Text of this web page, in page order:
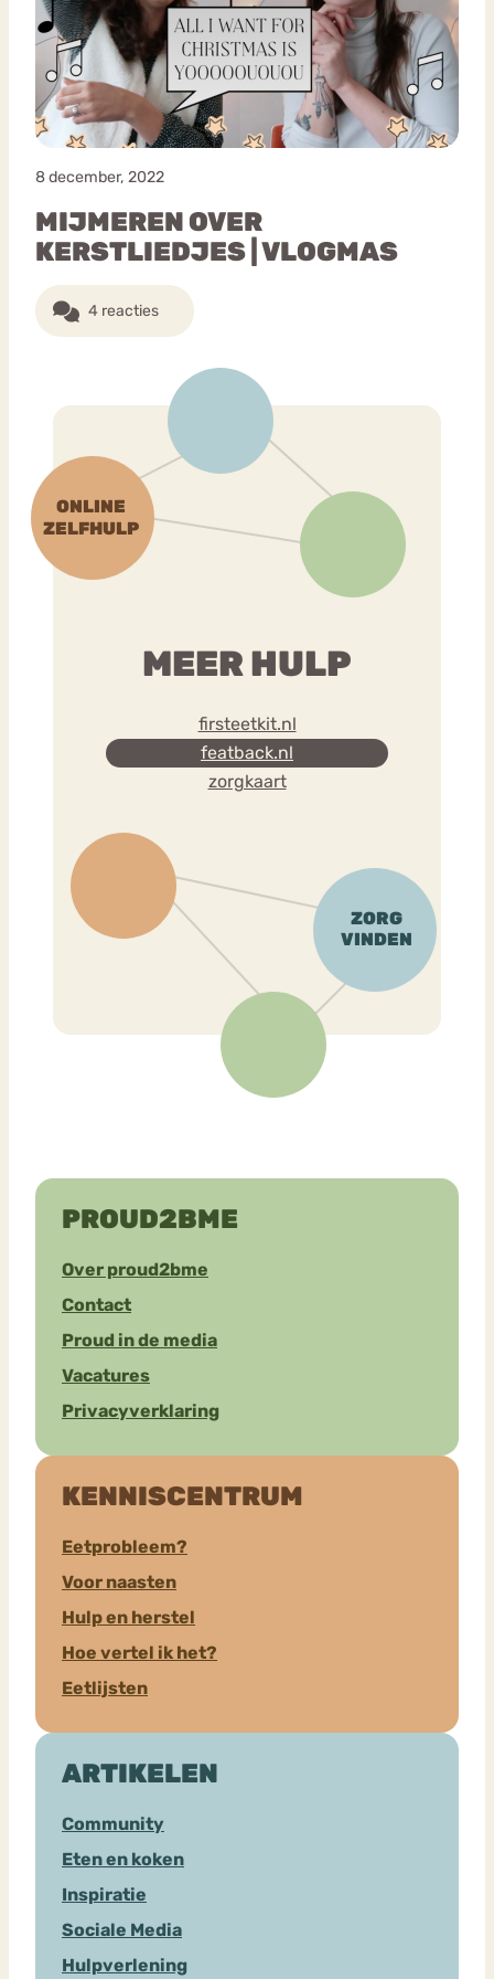
8 december, 2022
MIJMEREN OVER
KERSTLIEDJES | VLOGMAS
4 reacties
MEER HULP
firsteetkit.nl
featback.nl
zorgkaart
PROUD2BME
Over proud2bme
Contact
Proud in de media
Vacatures
Privacyverklaring
KENNISCENTRUM
Eetprobleem?
Voor naasten
Hulp en herstel
Hoe vertel ik het?
Eetlijsten
ARTIKELEN
Community
Eten en koken
Inspiratie
Sociale Media
Hulpverlening
Chat
Forum
Bouli
mia
Nerv
osa
Eetstoornis Anorexia Nervosa
Orthorexia
Afvallen